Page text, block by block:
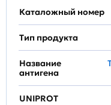
Каталожный номер
Тип продукта
Название
антигена
UNIPROT